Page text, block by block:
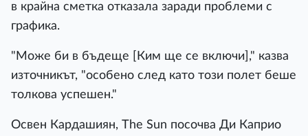
в крайна сметка отказала заради проблеми с
графика.
"Може би в бъдеще [Ким ще се включи]," казва
източникът, "особено след като този полет беше
толкова успешен."
Освен Кардашиян, The Sun посочва Ди Каприо